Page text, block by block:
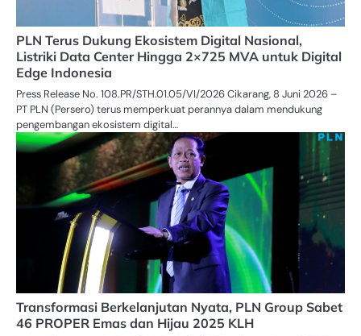
PLN Terus Dukung Ekosistem Digital Nasional,
Listriki Data Center Hingga 2×725 MVA untuk Digital
Edge Indonesia
Press Release No. 108.PR/STH.01.05/VI/2026 Cikarang, 8 Juni 2026 –
PT PLN (Persero) terus memperkuat perannya dalam mendukung
pengembangan ekosistem digital…
Transformasi Berkelanjutan Nyata, PLN Group Sabet
46 PROPER Emas dan Hijau 2025 KLH